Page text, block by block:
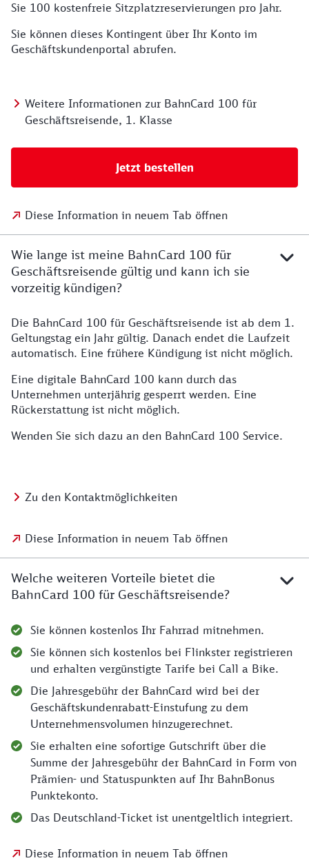
Sie 100 kostenfreie Sitzplatzreservierungen pro Jahr.
Sie können dieses Kontingent über Ihr Konto im
Geschäftskundenportal abrufen.
Weitere Informationen zur BahnCard 100 für
Geschäftsreisende, 1. Klasse
Jetzt bestellen
Diese Information in neuem Tab öffnen
Wie lange ist meine BahnCard 100 für
Geschäftsreisende gültig und kann ich sie
vorzeitig kündigen?
Die BahnCard 100 für Geschäftsreisende ist ab dem 1.
Geltungstag ein Jahr gültig. Danach endet die Laufzeit
automatisch. Eine frühere Kündigung ist nicht möglich.
Eine digitale BahnCard 100 kann durch das
Unternehmen unterjährig gesperrt werden. Eine
Rückerstattung ist nicht möglich.
Wenden Sie sich dazu an den BahnCard 100 Service.
Zu den Kontaktmöglichkeiten
Diese Information in neuem Tab öffnen
Welche weiteren Vorteile bietet die
BahnCard 100 für Geschäftsreisende?
Sie können kostenlos Ihr Fahrrad mitnehmen.
Sie können sich kostenlos bei Flinkster registrieren
und erhalten vergünstigte Tarife bei Call a Bike.
Die Jahresgebühr der BahnCard wird bei der
Geschäftskundenrabatt-Einstufung zu dem
Unternehmensvolumen hinzugerechnet.
Sie erhalten eine sofortige Gutschrift über die
Summe der Jahresgebühr der BahnCard in Form von
Prämien- und Statuspunkten auf Ihr BahnBonus
Punktekonto.
Das Deutschland-Ticket ist unentgeltlich integriert.
Diese Information in neuem Tab öffnen